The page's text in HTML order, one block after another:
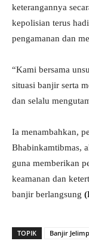
keterangannya
kepolisian terus
pengamanan dan
“Kami bersama
situasi banjir serta
dan selalu
Ia menambahkan,
Bhabinkamtibmas,
guna memberikan
keamanan dan
banjir berlangsung
TOPIK Banjir